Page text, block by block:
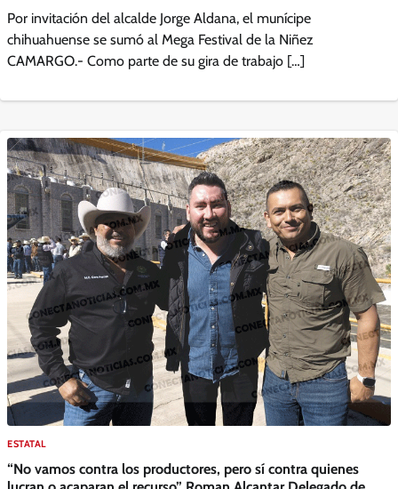
Por invitación del alcalde Jorge Aldana, el munícipe
chihuahuense se sumó al Mega Festival de la Niñez
CAMARGO.- Como parte de su gira de trabajo […]
ESTATAL
“No vamos contra los productores, pero sí contra quienes